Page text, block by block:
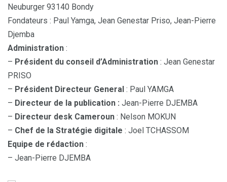
Neuburger 93140 Bondy
Fondateurs : Paul Yamga, Jean Genestar Priso, Jean-Pierre
Djemba
Administration :
– Président du conseil d’Administration : Jean Genestar
PRISO
– Président Directeur General : Paul YAMGA
– Directeur de la publication : Jean-Pierre DJEMBA
– Directeur desk Cameroun : Nelson MOKUN
– Chef de la Stratégie digitale : Joel TCHASSOM
Equipe de rédaction :
– Jean-Pierre DJEMBA